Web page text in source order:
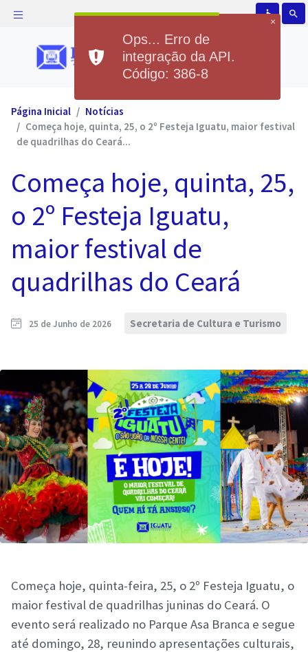
accessible search
Página Inicial
Notícias
Começa hoje, quinta, 25, o 2º Festeja Iguatu, maior festival
de quadrilhas do Ceará...
Começa hoje, quinta, 25,
o 2º Festeja Iguatu,
maior festival de
quadrilhas do Ceará
25 de Junho de 2026 Secretaria de Cultura e Turismo
Começa hoje, quinta-feira, 25, o 2º Festeja Iguatu, o
maior festival de quadrilhas juninas do Ceará. O
evento será realizado no Parque Asa Branca e segue
até domingo, 28, reunindo apresentações culturais,
×
Ops... Erro de
integração da API.
Código: 386-8